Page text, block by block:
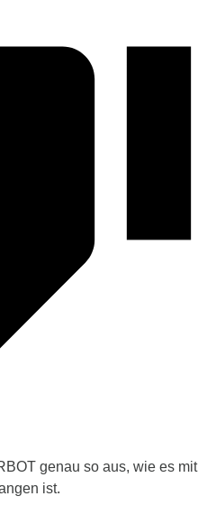
genau so aus, wie es mit
ist.